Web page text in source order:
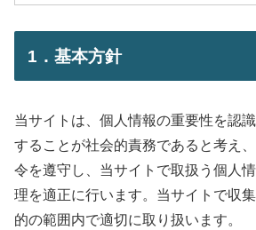
1．基本方針
当サイトは、個人情報の重要性を認
することが社会的責務であると考え
令を遵守し、当サイトで取扱う個人
理を適正に行います。当サイトで収
的の範囲内で適切に取り扱います。